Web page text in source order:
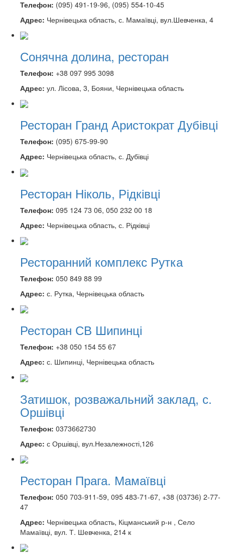
Телефон: (095) 491-19-96, (‎095) 554-10-45
Адрес: Чернівецька область, с. Мамаївці, вул.Шевченка, 4
Сонячна долина, ресторан
Телефон: +38 097 995 3098
Адрес: ул. Лісова, 3, Бояни, Чернівецька область
Ресторан Гранд Аристократ Дубівці
Телефон: (095) 675-99-90
Адрес: Чернівецька область, с. Дубівці
Ресторан Ніколь, Рідківці
Телефон: 095 124 73 06, 050 232 00 18
Адрес: Чернівецька область, с. Рідківці
Ресторанний комплекс Рутка
Телефон: 050 849 88 99
Адрес: с. Рутка, Чернівецька область
Ресторан СВ Шипинці
Телефон: +38 050 154 55 67
Адрес: с. Шипинці, Чернівецька область
Затишок, розважальний заклад, с.
Оршівці
Телефон: 0373662730
Адрес: с Оршівці, вул.Незалежності,126
Ресторан Прага. Мамаївці
Телефон: 050 703-911-59, 095 483-71-67, +38 (03736) 2-77-
47
Адрес: Чернівецька область, Кіцманський р-н , Село
Мамаївці, вул. Т. Шевченка, 214 к